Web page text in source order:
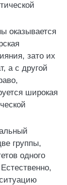
оказывается
зато их
а с другой
широкая
группы,
одного